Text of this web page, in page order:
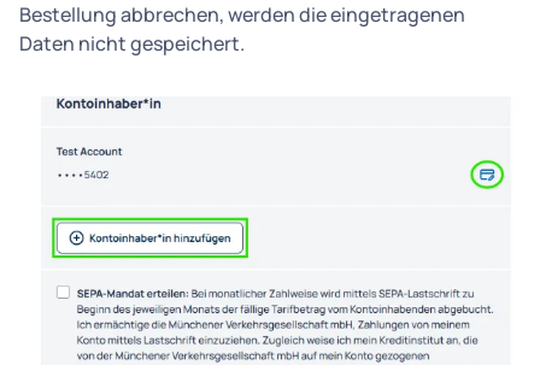
Bestellung abbrechen, werden die eingetragenen
Daten nicht gespeichert.